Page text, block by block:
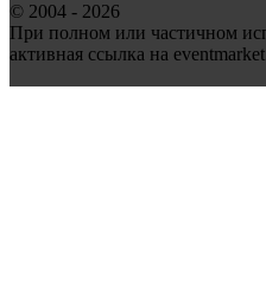
© 2004 - 2026
При полном или частичном
активная ссылка на